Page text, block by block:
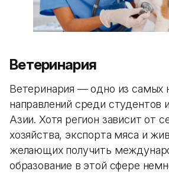
Ветеринария
Ветеринария — одно из самых
направлений среди студентов
Азии. Хотя регион зависит от
хозяйства, экспорта мяса и
желающих получить
образование в этой сфере